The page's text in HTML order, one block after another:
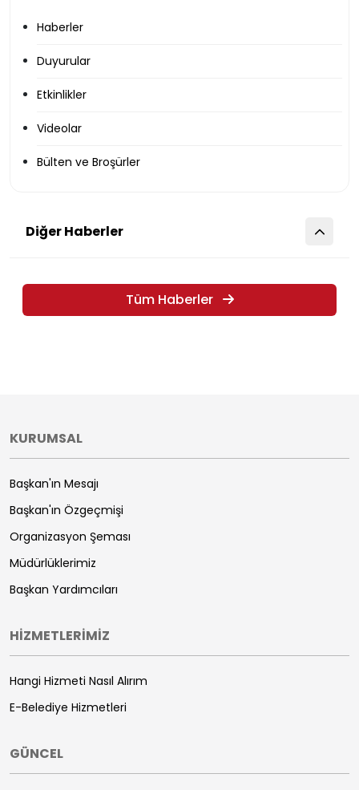
Haberler
Duyurular
Etkinlikler
Videolar
Bülten ve Broşürler
Diğer Haberler
Tüm Haberler
KURUMSAL
Başkan'ın Mesajı
Başkan'ın Özgeçmişi
Organizasyon Şeması
Müdürlüklerimiz
Başkan Yardımcıları
HİZMETLERİMİZ
Hangi Hizmeti Nasıl Alırım
E-Belediye Hizmetleri
GÜNCEL